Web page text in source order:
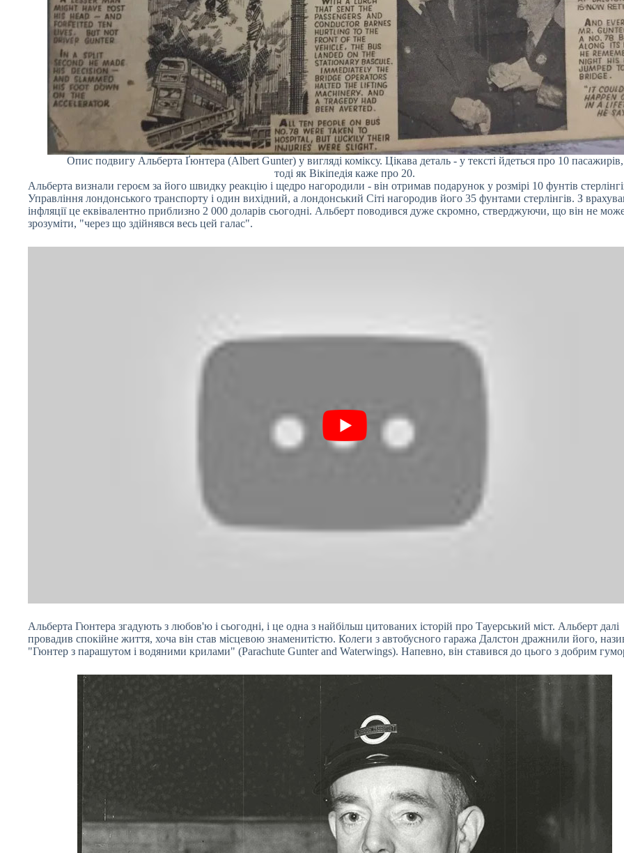
Опис подвигу Альберта Ґюнтера (Albert Gunter) у вигляді коміксу. Цікава деталь - у тексті йдеться про 10 пасажирів,
тоді як Вікіпедія каже про 20.
Альберта визнали героєм за його швидку реакцію і щедро нагородили - він отримав подарунок у розмірі 10 фунтів
Управління лондонського транспорту і один вихідний, а лондонський Сіті нагородив його 35 фунтами стерлінгів. З
інфляції це еквівалентно приблизно 2 000 доларів сьогодні. Альберт поводився дуже скромно, стверджуючи, що він не
зрозуміти, "через що здійнявся весь цей галас".
Альберта Гюнтера згадують з любов'ю і сьогодні, і це одна з найбільш цитованих історій про Тауерський міст. Альберт далі
провадив спокійне життя, хоча він став місцевою знаменитістю. Колеги з автобусного гаража Далстон дражнили його,
"Гюнтер з парашутом і водяними крилами" (Parachute Gunter and Waterwings). Напевно, він ставився до цього з добрим